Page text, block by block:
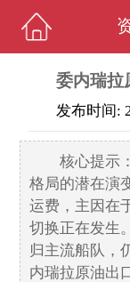
委内瑞拉
发布时间:
核心提示
格局的潜在演
运费，主因在
切换正在发生
归主流船队，
内瑞拉原油出